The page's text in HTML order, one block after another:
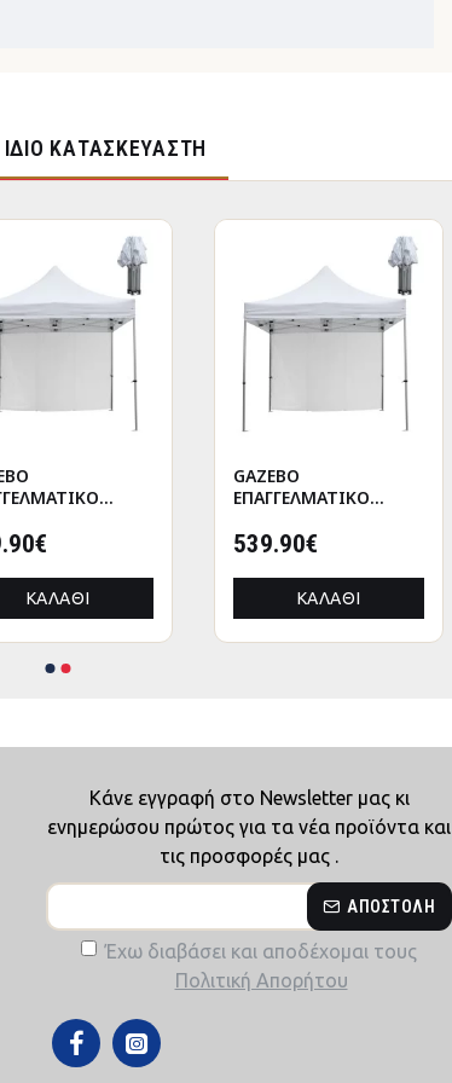
ΚΑΤΑΣΚΕΥΑΣΤΉ
HM21098
ΚΑΛΆΘΙ
GAZEBO
ΕΠΑΓΓΕΛΜΑΤΙΚΟ
CRESSEN HM21098.01
ΑΛΟΥΜΙΝΙΟΥ
3x4,5x3,4Yμ
539.90€
ΚΑΛΆΘΙ
Κάνε εγγραφή στο Newsletter μας κι
ενημερώσου πρώτος για τα νέα προϊόντα και
τις προσφορές μας .
ΑΠΟΣΤΟΛΉ
Έχω διαβάσει και αποδέχομαι τους
Πολιτική Απορήτου